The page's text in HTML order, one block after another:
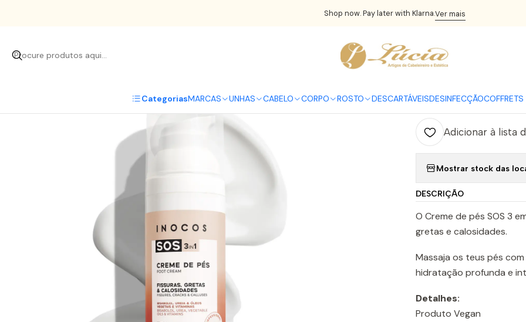
CategoriasMARCAS UNHAS CABELO CORPO ROSTO DESCARTÁVEISDESINFECÇÃO
Shop now. Pay later with Klarna.Ver mais
Tratamentos de corpo INOCOS - Creme de pés SOS 3 em
|
INOCOS -
Quantidade
Adicionar à lista
Mostrar stock das
DESCRIÇÃO
O Creme de pés SOS 3
gretas e calosidades.
Massaja os teus pés
hidratação profunda e
Detalhes:
Produto Vegan